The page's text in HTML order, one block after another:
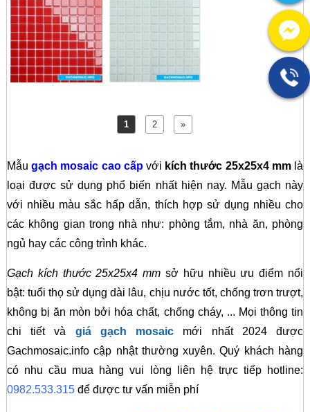
Mẫu gạch mosaic cao cấpvới kích thước 25x25x4 mmlà
loại được sử dụng phổ biến nhất hiện nay. Mẫu gạch này
với nhiều màu sắc hấp dẫn, thích hợp sử dụng nhiều cho
các không gian trong nhà như: phòng tắm, nhà ăn, phòng
ngủ hay các công trình khác.
Gạch kích thước 25x25x4 mm sở hữu nhiều ưu điểm nổi
bật: tuổi thọ sử dụng dài lâu, chịu nước tốt, chống trơn trượt,
không bị ăn mòn bởi hóa chất, chống cháy, ... Mọi thông tin
chi tiết và giá gạch mosaic mới nhất 2024 được
Gachmosaic.info cập nhật thường xuyên. Quý khách hàng
có nhu cầu mua hàng vui lòng liên hệ trực tiếp hotline:
0982.533.315để được tư vấn miễn phí
1 2 »